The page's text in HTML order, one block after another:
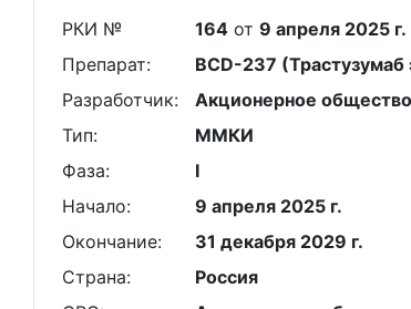
РКИ № 164от 9 апреля 2025 г.
Препарат:
BCD-237 (Трастузумаб
Разработчик:
Акционерное
Тип:
ММКИ
Фаза:
I
Начало:
9 апреля 2025 г.
Окончание:
31 декабря 2029 г.
Страна:
Россия